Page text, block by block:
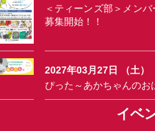
＜ティーンズ部＞メンバ
募集開始！！
2027年03月27日 （土）
ぴった～あかちゃんのお
イベ